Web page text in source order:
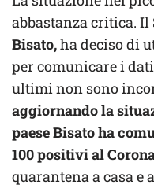
abbastanza critica. Il
Bisato,ha deciso di
per comunicare i
ultimi non sono
aggiornando la
paese Bisato ha
100 positivi al
quarantena a casa e